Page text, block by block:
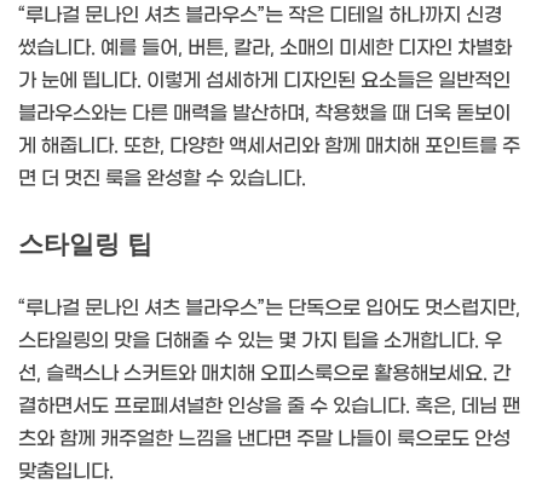
“루나걸 문나인 셔츠 블라우스”는 작은 디테일 하나까지 신경
썼습니다. 예를 들어, 버튼, 칼라, 소매의 미세한 디자인 차별화
가 눈에 띕니다. 이렇게 섬세하게 디자인된 요소들은 일반적인
블라우스와는 다른 매력을 발산하며, 착용했을 때 더욱 돋보이
게 해줍니다. 또한, 다양한 액세서리와 함께 매치해 포인트를 주
면 더 멋진 룩을 완성할 수 있습니다.
스타일링 팁
“루나걸 문나인 셔츠 블라우스”는 단독으로 입어도 멋스럽지만,
스타일링의 맛을 더해줄 수 있는 몇 가지 팁을 소개합니다. 우
선, 슬랙스나 스커트와 매치해 오피스룩으로 활용해보세요. 간
결하면서도 프로페셔널한 인상을 줄 수 있습니다. 혹은, 데님 팬
츠와 함께 캐주얼한 느낌을 낸다면 주말 나들이 룩으로도 안성
맞춤입니다.